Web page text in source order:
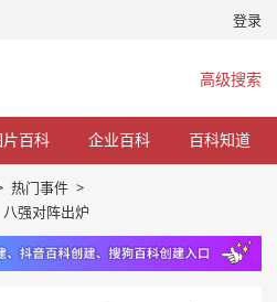
登录
高级搜索
片百科 企业百科 百科知道
热门事件 >
强对阵出炉